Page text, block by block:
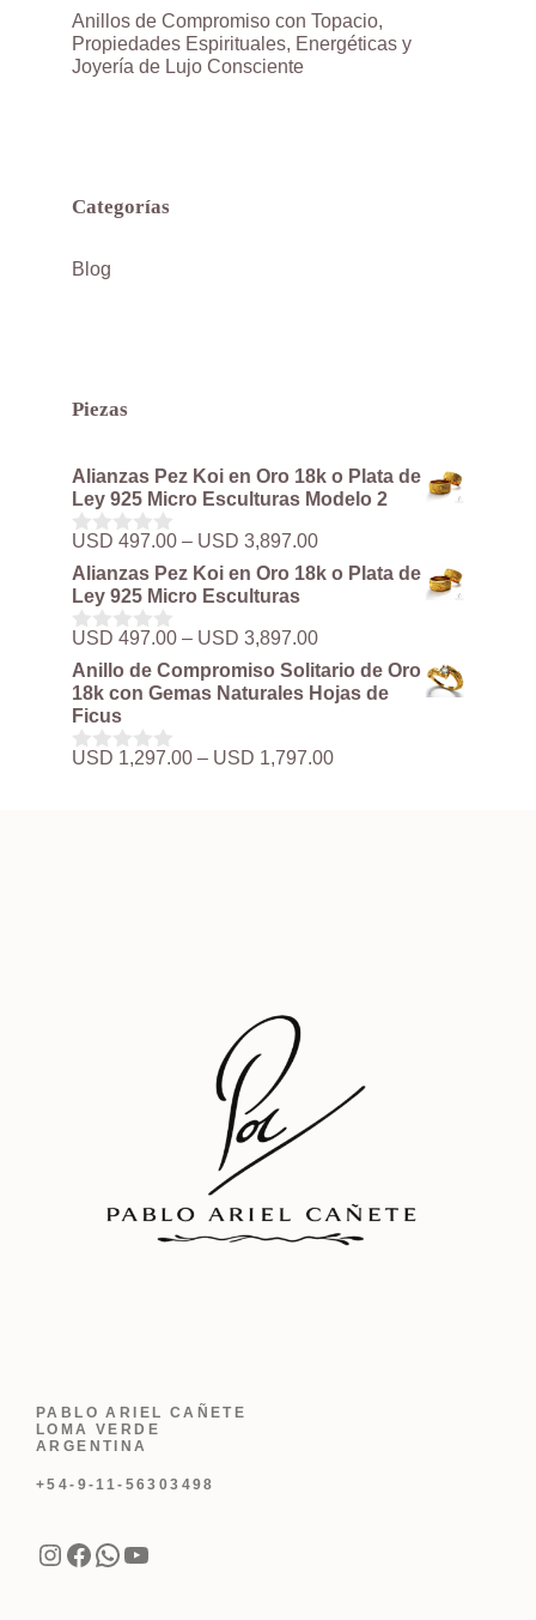
Anillos de Compromiso con Topacio,
Propiedades Espirituales, Energéticas y
Joyería de Lujo Consciente
Categorías
Blog
Piezas
Alianzas Pez Koi en Oro 18k o Plata de
Ley 925 Micro Esculturas Modelo 2
0
d
e
5
USD 497.00 – USD 3,897.00Rango
de
precios:
USD 497.00
USD 3,897.00
Alianzas Pez Koi en Oro 18k o Plata de
Ley 925 Micro Esculturas
0
d
e
5
USD 497.00 – USD 3,897.00Rango
de
precios:
desde
hasta
Anillo de Compromiso Solitario de Oro
18k con Gemas Naturales Hojas de
Ficus
0
USD 1,297.00 – USD 1,797.00Rango
PABLO ARIEL CAÑETE
LOMA VERDE
ARGENTINA
+54-9-11-56303498
Instagram
Facebook
WhatsApp
YouTube